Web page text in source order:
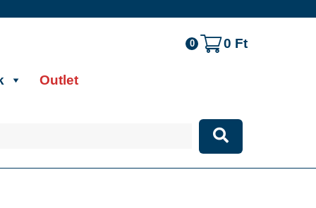
0 0 Ft
Outlet